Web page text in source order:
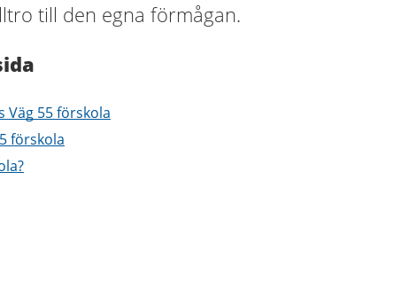
till den egna förmågan.
Väg 55 förskola
förskola